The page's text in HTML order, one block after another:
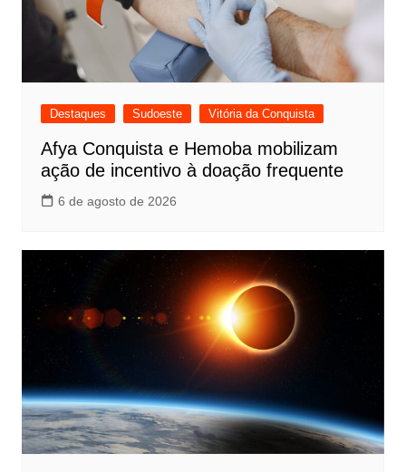
Destaques Sudoeste Vitória da Conquista
Afya Conquista e Hemoba mobilizam
ação de incentivo à doação frequente
6 de agosto de 2026